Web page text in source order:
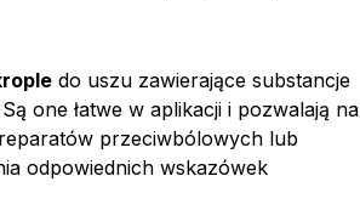
do uszu zawierające substancje
one łatwe w aplikacji i pozwalają na
przeciwbólowych lub
odpowiednich wskazówek